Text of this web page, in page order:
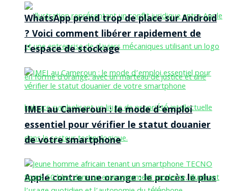
Apple contre une orange : le procès le plus
WhatsApp prend trop de place sur Android
? Voici comment libérer rapidement de
l’espace de stockage
IMEI au Cameroun : le mode d’emploi
essentiel pour vérifier le statut douanier
de votre smartphone